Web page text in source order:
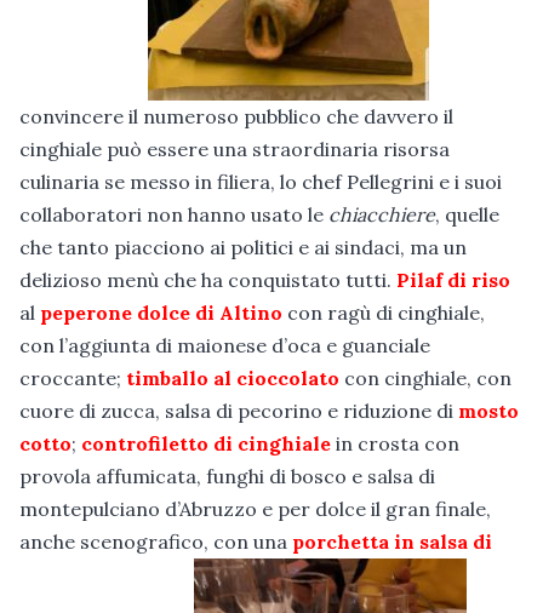
convincere il numeroso pubblico che davvero il
cinghiale può essere una straordinaria risorsa
culinaria se messo in filiera, lo chef Pellegrini e i suoi
collaboratori non hanno usato le chiacchiere, quelle
che tanto piacciono ai politici e ai sindaci, ma un
delizioso menù che ha conquistato tutti. Pilaf di riso
al peperone dolce di Altino con ragù di cinghiale,
con l’aggiunta di maionese d’oca e guanciale
croccante; timballo al cioccolato con cinghiale, con
cuore di zucca, salsa di pecorino e riduzione di mosto
cotto; controfiletto di cinghiale in crosta con
provola affumicata, funghi di bosco e salsa di
montepulciano d’Abruzzo e per dolce il gran finale,
anche scenografico, con una porchetta in salsa di